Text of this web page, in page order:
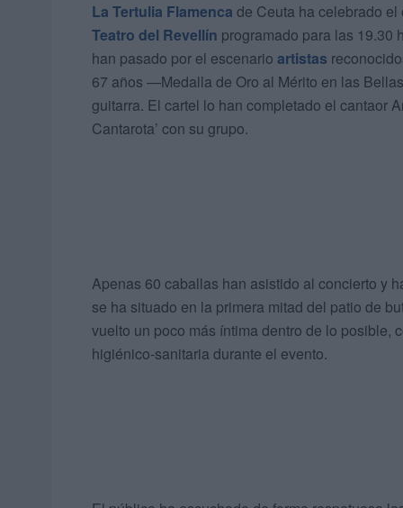
La Tertulia Flamenca de Ceuta ha celebrado
Teatro del Revellín programado para las 19.30
han pasado por el escenario artistas
67 años —Medalla de Oro al Mérito en las
guitarra. El cartel lo han completado el cantaor
Cantarota’ con su grupo.
Apenas 60 caballas han asistido al concierto y
se ha situado en la primera mitad del patio de
vuelto un poco más íntima dentro de lo posible,
higiénico-sanitaria durante el evento.